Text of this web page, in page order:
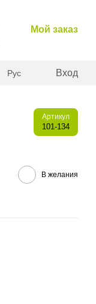
Мой заказ
Рус Вход
Артикул
101-134
В желания